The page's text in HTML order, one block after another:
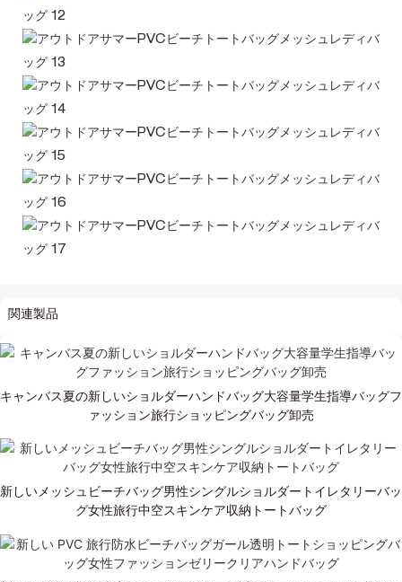
関連製品
キャンバス夏の新しいショルダーハンドバッグ大容量学生指導バッグフ
ァッション旅行ショッピングバッグ卸売
新しいメッシュビーチバッグ男性シングルショルダートイレタリーバッ
グ女性旅行中空スキンケア収納トートバッグ